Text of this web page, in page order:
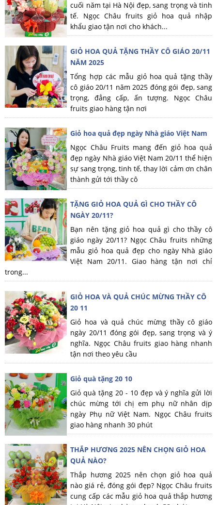
cuối năm tại Hà Nội đẹp, sang trọng và tinh
tế. Ngọc Châu fruits giỏ hoa quả nhập
khẩu giao tận nơi cho khách...
GIỎ HOA QUẢ TẶNG THẦY CÔ GIÁO 20/11
NĂM 2025
Tổng hợp các mẫu giỏ hoa quả tặng thầy
cô giáo 20/11 năm 2025 đóng gói đẹp, sang
trọng, đẳng cấp, ấn tượng. Ngọc Châu
fruits giao hàng tận nơi
Giỏ hoa quả đẹp ngày Nhà giáo Việt Nam
Ngọc Châu Fruits mang đến giỏ hoa quả
đẹp ngày Nhà giáo Việt Nam 20/11 thể hiện
sự sang trọng, tinh tế, thay lời cảm ơn chân
thành gửi tới thầy cô
TẶNG GIỎ HOA QUẢ GÌ CHO THẦY CÔ
NGÀY 20/11?
Bạn nên tặng giỏ hoa quả gì cho thầy cô
giáo ngày 20/11? Ngọc Châu fruits những
mẫu giỏ hoa quả đẹp cho ngày Nhà giáo
Việt Nam 20/11. Giao hàng tận nơi chỉ
trong...
GIỎ HOA VÀ QUẢ CHÚC MỪNG THẦY CÔ
20 11
Giỏ hoa và quả chúc mừng thầy cô giáo
ngày 20/11 đóng gói đẹp, sang trọng và ý
nghĩa. Ngọc Châu fruits giao hàng nhanh
tận nơi theo yêu cầu
Giỏ quà tặng 20 10
Giỏ quà tặng 20 - 10 đẹp và ý nghĩa gửi lời
chúc mừng tới chị em phụ nữ nhân dịp
ngày Phụ nữ Việt Nam. Ngọc Châu fruits
giao hàng nhanh 30 phút
THẮP HƯƠNG 2025 NÊN CHỌN GIỎ HOA
QUẢ NÀO?
Thắp hương 2025 nên chọn giỏ hoa quả
nào giá rẻ, đóng gói đẹp? Ngọc Châu fruits
cung cấp các mẫu giỏ hoa quả thắp hương